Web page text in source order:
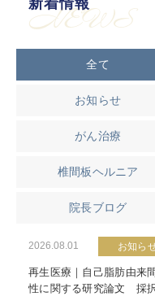
新着情報
NEWS
全て
お知らせ
がん治療
椎間板ヘルニア
院長ブログ
2026.08.01 お知ら
再生医療｜自己脂肪由来
性に関する研究論文 採